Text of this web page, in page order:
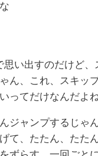
思い出すのだけど
ん、これ、スキッ
ってだけなんだよね
ジャンプするじゃ
て、たたん、たた